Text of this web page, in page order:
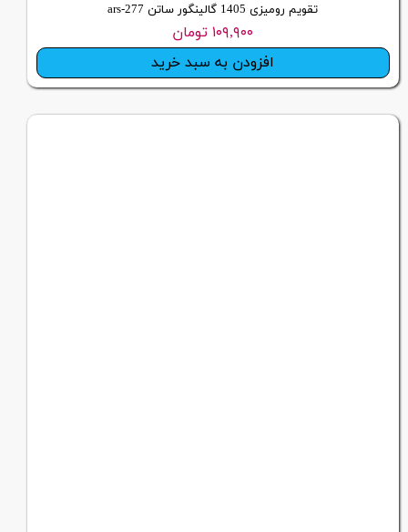
تقویم رومیزی 1405 گالینگور ساتن ars-277
۱۰۹,۹۰۰ تومان
افزودن به سبد خرید